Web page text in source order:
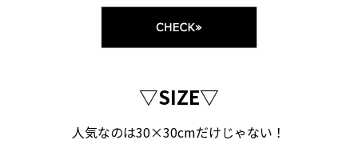
▽SIZE▽
人気なのは30×30cmだけじゃない！